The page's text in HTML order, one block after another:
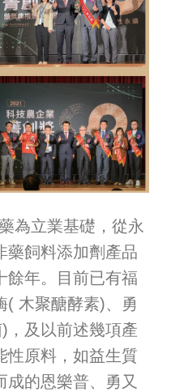
立業基礎，從永
藥飼料添加劑產品
餘年。目前已有福
( 木聚醣酵素)、勇
，及以前述幾項產
性原料，如益生質
成的恩樂普、勇又